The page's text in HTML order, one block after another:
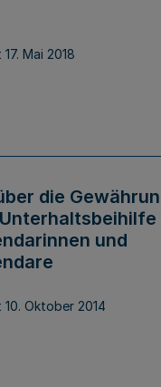
17. Mai 2018
die
und
10. Oktober 2014